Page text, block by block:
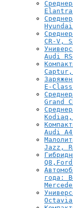
CR-V,
Audi
E-
Grand
Audi
Jazz,
года: